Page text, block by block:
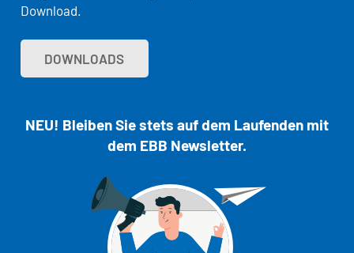
Download.
DOWNLOADS
NEU! Bleiben Sie stets auf dem Laufenden mit
dem EBB Newsletter.